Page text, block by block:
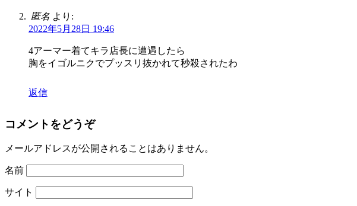
匿名 より:
2022年5月28日 19:46
4アーマー着てキラ店長に遭遇したら
胸をイゴルニクでプッスリ抜かれて秒殺されたわ
返信
コメントをどうぞ
メールアドレスが公開されることはありません。
名前
サイト